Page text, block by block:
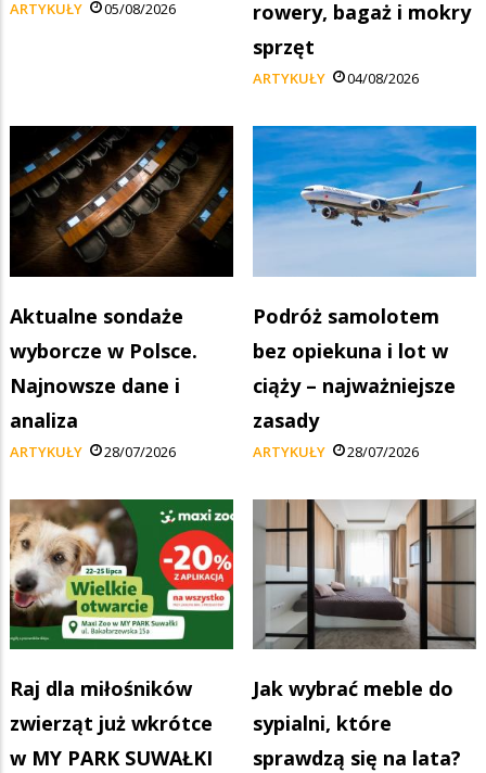
ARTYKUŁY 05/08/2026
rowery, bagaż i mokry
sprzęt
ARTYKUŁY 04/08/2026
Aktualne sondaże
wyborcze w Polsce.
Najnowsze dane i
analiza
ARTYKUŁY 28/07/2026
Podróż samolotem
bez opiekuna i lot w
ciąży – najważniejsze
zasady
ARTYKUŁY 28/07/2026
Raj dla miłośników
zwierząt już wkrótce
w MY PARK SUWAŁKI
Jak wybrać meble do
sypialni, które
sprawdzą się na lata?